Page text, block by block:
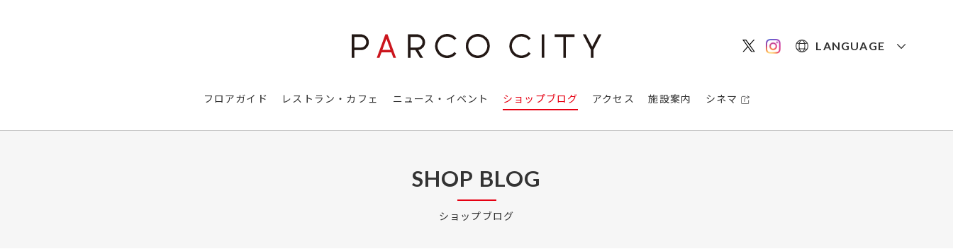
LANGUAGE
フロアガイド レストラン・カフェ ニュース・イベント ショップブログ アクセス 施設案内 シネマ
SHOP BLOG
ショップブログ